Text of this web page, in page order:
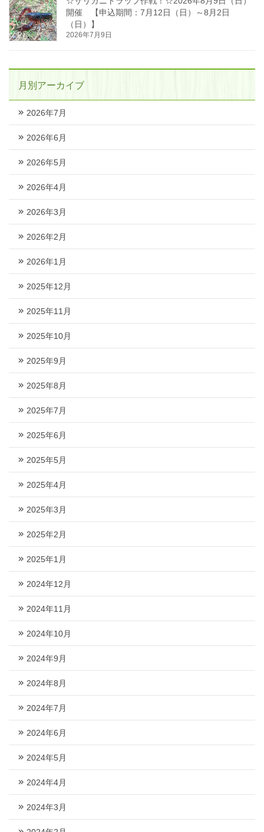
開催 【申込期間：7月12日（日）～8月2日
（日）】
2026年7月9日
月別アーカイブ
2026年7月
2026年6月
2026年5月
2026年4月
2026年3月
2026年2月
2026年1月
2025年12月
2025年11月
2025年10月
2025年9月
2025年8月
2025年7月
2025年6月
2025年5月
2025年4月
2025年3月
2025年2月
2025年1月
2024年12月
2024年11月
2024年10月
2024年9月
2024年8月
2024年7月
2024年6月
2024年5月
2024年4月
2024年3月